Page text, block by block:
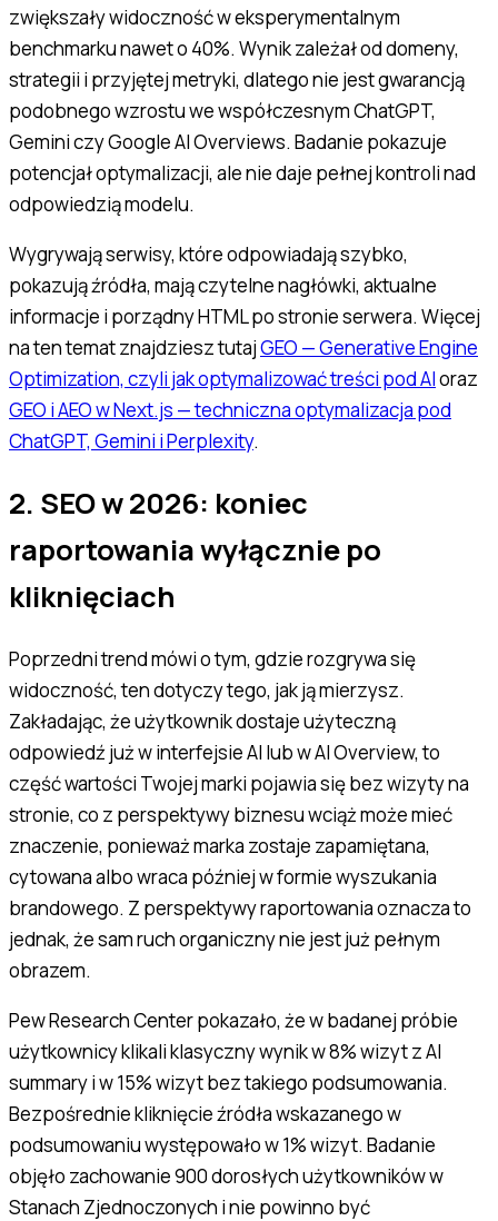
zwiększały widoczność w eksperymentalnym
benchmarku nawet o 40%. Wynik zależał od domeny,
strategii i przyjętej metryki, dlatego nie jest gwarancją
podobnego wzrostu we współczesnym ChatGPT,
Gemini czy Google AI Overviews. Badanie pokazuje
potencjał optymalizacji, ale nie daje pełnej kontroli nad
odpowiedzią modelu.
Wygrywają serwisy, które odpowiadają szybko,
pokazują źródła, mają czytelne nagłówki, aktualne
informacje i porządny HTML po stronie serwera. Więcej
na ten temat znajdziesz tutajGEO — Generative Engine
Optimization, czyli jak optymalizować treści pod AIoraz
GEO i AEO w Next.js — techniczna optymalizacja pod
ChatGPT, Gemini i Perplexity.
2. SEO w 2026: koniec
raportowania wyłącznie po
kliknięciach
Poprzedni trend mówi o tym, gdzierozgrywa się
widoczność, ten dotyczy tego, jak ją mierzysz.
Zakładając, że użytkownik dostaje użyteczną
odpowiedź już w interfejsie AI lub w AI Overview, to
część wartości Twojej marki pojawia się bez wizyty na
stronie, co z perspektywy biznesu wciąż może mieć
znaczenie, ponieważ marka zostaje zapamiętana,
cytowana albo wraca później w formie wyszukania
brandowego. Z perspektywy raportowania oznacza to
jednak, że sam ruch organiczny nie jest już pełnym
obrazem.
Pew Research Center pokazało, że w badanej próbie
użytkownicy klikali klasyczny wynik w 8% wizyt z AI
summary i w 15% wizyt bez takiego podsumowania.
Bezpośrednie kliknięcie źródła wskazanego w
podsumowaniu występowało w 1% wizyt. Badanie
objęło zachowanie 900 dorosłych użytkowników w
Stanach Zjednoczonych i nie powinno być